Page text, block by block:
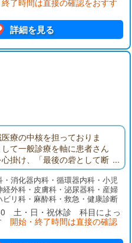
了時間は直接の確認をおすす
詳細を見る
療の中核を担っておりま
て一般診療を軸に患者さん
掛け、「最後の砦として断
に急性期医療に軸足を置
性期患者さんや術後回復期
練目的の患者さんも受け入れ
療を取り入れ、訪問診療・
ている地域密着型の病院で
消化器内科・循環器内科・小児
外科・皮膚科・泌尿器科・産婦
リ科・麻酔科・救急・健康診断
土・日・祝休診 科目によっ
開始・終了時間は直接の確認